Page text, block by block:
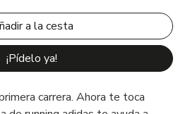
¡Pídelo ya!
carrera. Ahora te toca